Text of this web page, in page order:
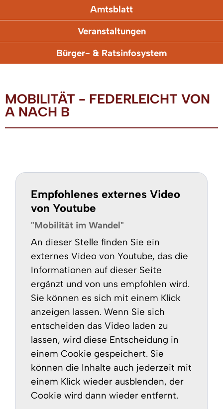
Amtsblatt
Veranstaltungen
Bürger- & Ratsinfosystem
MOBILITÄT - FEDERLEICHT VON
A NACH B
Empfohlenes externes Video
von Youtube
"Mobilität im Wandel"
An dieser Stelle finden Sie ein
externes Video von Youtube, das die
Informationen auf dieser Seite
ergänzt und von uns empfohlen wird.
Sie können es sich mit einem Klick
anzeigen lassen. Wenn Sie sich
entscheiden das Video laden zu
lassen, wird diese Entscheidung in
einem Cookie gespeichert. Sie
können die Inhalte auch jederzeit mit
einem Klick wieder ausblenden, der
Cookie wird dann wieder entfernt.